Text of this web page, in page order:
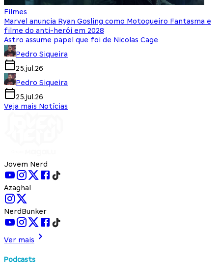
Filmes
Marvel anuncia Ryan Gosling como Motoqueiro Fantasma e
filme do anti-herói em 2028
Astro assume papel que foi de Nicolas Cage
Pedro Siqueira
25.jul.26
Pedro Siqueira
25.jul.26
Veja mais Notícias
Jovem Nerd
Azaghal
NerdBunker
Ver mais
Podcasts